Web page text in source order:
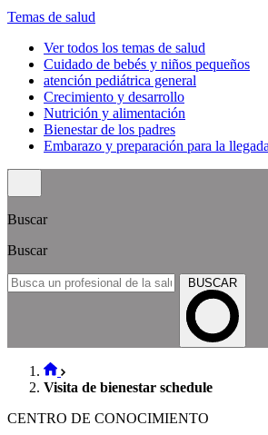
Temas de salud
Ver todos los temas de salud
Cuidado de bebés y niños pequeños
atención pediátrica general
Crecimiento y desarrollo
Nutrición y alimentación
Bienestar de los padres
Embarazo y preparación para la
Buscar
Buscar
BUSCAR
Visita de bienestar schedule
CENTRO DE CONOCIMIENTO